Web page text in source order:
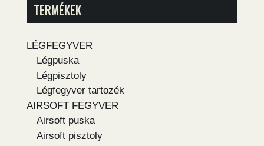
TERMÉKEK
LÉGFEGYVER
Légpuska
Légpisztoly
Légfegyver tartozék
AIRSOFT FEGYVER
Airsoft puska
Airsoft pisztoly